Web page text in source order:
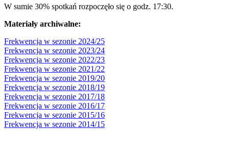
W sumie 30% spotkań rozpoczęło się o godz. 17:30.
Materiały archiwalne:
Frekwencja w sezonie 2024/25
Frekwencja w sezonie 2023/24
Frekwencja w sezonie 2022/23
Frekwencja w sezonie 2021/22
Frekwencja w sezonie 2019/20
Frekwencja w sezonie 2018/19
Frekwencja w sezonie 2017/18
Frekwencja w sezonie 2016/17
Frekwencja w sezonie 2015/16
Frekwencja w sezonie 2014/15